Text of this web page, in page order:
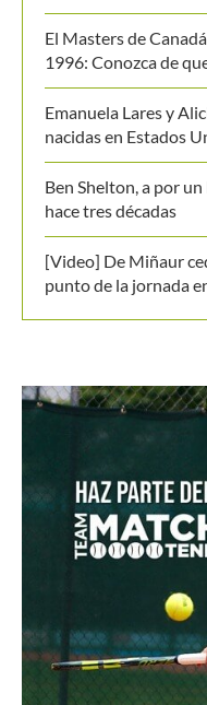
El Masters de
1996: Conozca de
Emanuela Lares y
nacidas en Estados
Ben Shelton, a por
hace tres décadas
[Video] De Miñaur
punto de la jornada